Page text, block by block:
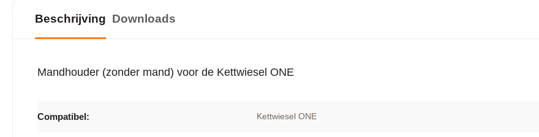
Beschrijving Downloads
Mandhouder (zonder mand) voor de Kettwiesel ONE
Compatibel: Kettwiesel ONE